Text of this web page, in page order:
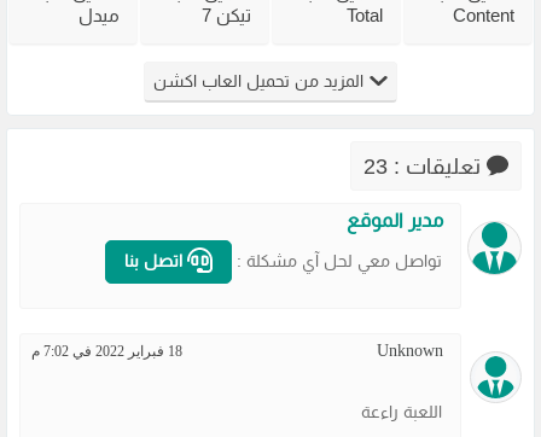
Content
Total
من ميديا
فاير
مضغوطة
تيكن 7
الاصلية مع
الاونلاين
ميدل
المزيد من تحميل العاب اكشن
تعليقات : 23
مدير الموقع
تواصل معي لحل آي مشكلة : اتصل بنا
Unknown 18 فبراير 2022 في 7:02 م
اللعبة راءعة